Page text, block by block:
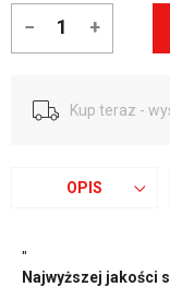
− +
Kup teraz -
OPIS
"
Najwyższej jakości